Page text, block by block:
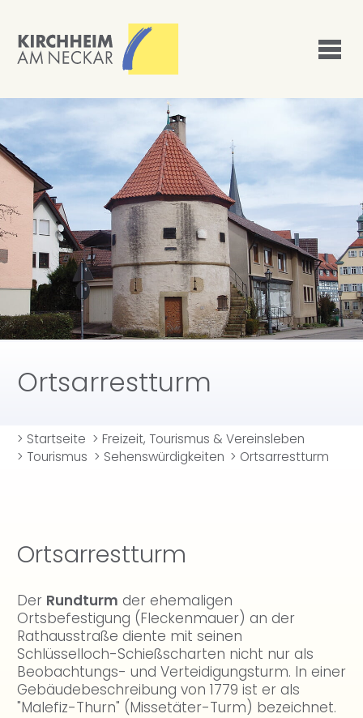
Ortsarrestturm
> Startseite > Freizeit, Tourismus & Vereinsleben
> Tourismus > Sehenswürdigkeiten > Ortsarrestturm
Ortsarrestturm
Der Rundturm der ehemaligen
Ortsbefestigung (Fleckenmauer) an der
Rathausstraße diente mit seinen
Schlüsselloch-Schießscharten nicht nur als
Beobachtungs- und Verteidigungsturm. In einer
Gebäudebeschreibung von 1779 ist er als
"Malefiz-Thurn" (Missetäter-Turm) bezeichnet.